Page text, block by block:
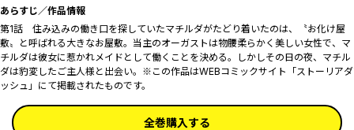
あらすじ／作品情報
第1話 住み込みの働き口を探していたマチルダがたどり着いたのは、〝お化け屋
敷〟と呼ばれる大きなお屋敷。当主のオーガストは物腰柔らかく美しい女性で、マ
チルダは彼女に惹かれメイドとして働くことを決める。しかしその日の夜、マチル
ダは豹変したご主人様と出会い――。※この作品はWEBコミックサイト「ストーリアダ
ッシュ」にて掲載されたものです。
全巻購入する